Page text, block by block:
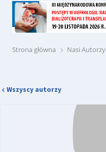
Strona główna Nasi Autorzy
Wszyscy autorzy